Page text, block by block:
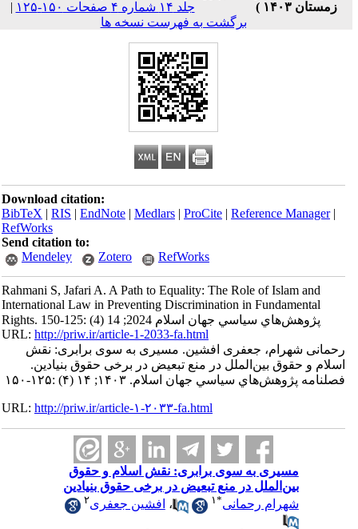
زمستان ۱۴۰۳ )
جلد ۱۴ شماره ۴ صفحات ۱۵۰-۱۲۵
|
برگشت به فهرست نسخه ها
Download citation:
BibTeX|RIS|EndNote|Medlars|ProCite|Reference Manager
RefWorks
Send citation to:
Mendeley
Zotero RefWorks
Rahmani S, Jafari A. A Path to Equality: The Role of Islam and
International Law in Preventing Discrimination in Fundamental
Rights. پژوهش‌هاي سياسي جهان اسلام 2024; 14 (4) :125-150
URL:http://priw.ir/article-1-2033-fa.html
رحمانی شهرام، جعفری افشین. مسیری به سوی برابری: نقش
اسلام و حقوق بین‌الملل در منع تبعیض در برخی حقوق بنیادین.
فصلنامه پژوهش‌هاي سياسي جهان اسلام. ۱۴۰۳; ۱۴ (۴) :۱۲۵-۱۵۰
URL:http://priw.ir/article-۱-۲۰۳۳-fa.html
مسیری به سوی برابری: نقش اسلام و حقوق
بین‌الملل در منع تبعیض در برخی حقوق بنیادین
شهرام رحمانی
۱ ،افشین جعفری۲